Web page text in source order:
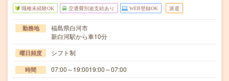
職種未経験OK 交通費別途支給あり WEB登録OK 派遣
勤務地
福島県白河市
新白河駅から車10分
曜日頻度 シフト制
時間 07:00～19:0019:00～07:00